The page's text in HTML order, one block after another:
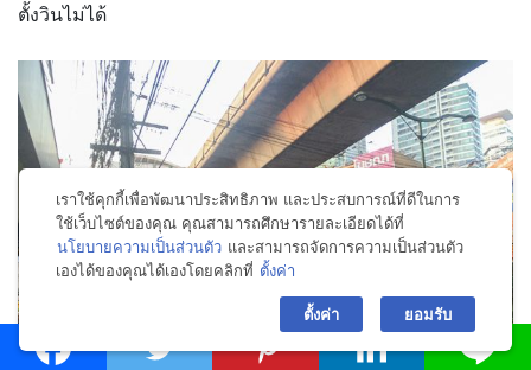
ตั้งวินไม่ได้
เราใช้คุกกี้เพื่อพัฒนาประสิทธิภาพ และประสบการณ์ที่ดีในการ
ใช้เว็บไซต์ของคุณ คุณสามารถศึกษารายละเอียดได้ที่
นโยบายความเป็นส่วนตัว และสามารถจัดการความเป็นส่วนตัว
เองได้ของคุณได้เองโดยคลิกที่ ตั้งค่า
ตั้งค่า ยอมรับ